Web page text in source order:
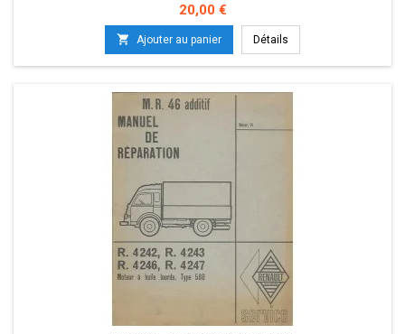
Prix
20,00 €
 Ajouter au panier Détails